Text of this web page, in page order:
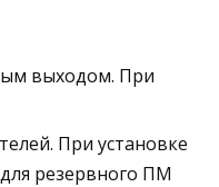
выходом. При
При установке
резервного ПМ